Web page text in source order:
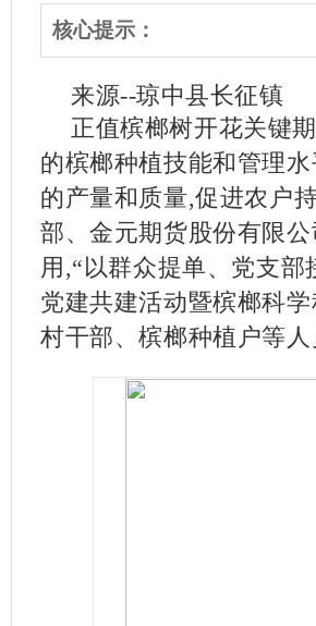
核心提示：
来源--琼中县长征镇
正值槟榔树开花关键
的槟榔种植技能和管理
的产量和质量,促进农户
部、金元期货股份有限
用,“以群众提单、党支
党建共建活动暨槟榔科
村干部、槟榔种植户等人